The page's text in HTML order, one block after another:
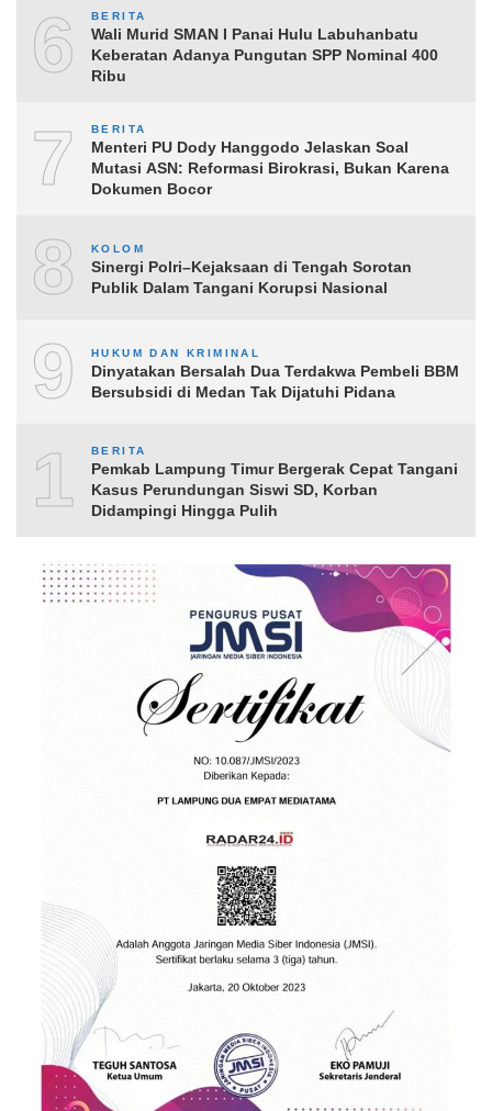
6 BERITA
Wali Murid SMAN I Panai Hulu Labuhanbatu
Keberatan Adanya Pungutan SPP Nominal 400
Ribu
7 BERITA
Menteri PU Dody Hanggodo Jelaskan Soal
Mutasi ASN: Reformasi Birokrasi, Bukan Karena
Dokumen Bocor
8 KOLOM
Sinergi Polri–Kejaksaan di Tengah Sorotan
Publik Dalam Tangani Korupsi Nasional
9 HUKUM DAN KRIMINAL
Dinyatakan Bersalah Dua Terdakwa Pembeli BBM
Bersubsidi di Medan Tak Dijatuhi Pidana
10BERITA
Pemkab Lampung Timur Bergerak Cepat Tangani
Kasus Perundungan Siswi SD, Korban
Didampingi Hingga Pulih